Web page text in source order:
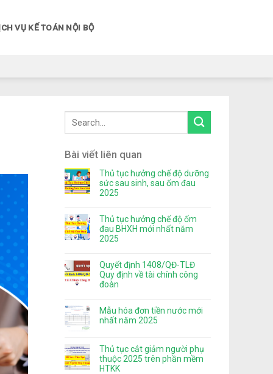
VỤ KẾ TOÁN NỘI BỘ
Bài viết liên quan
Thủ tục hưởng chế độ dưỡng
sức sau sinh, sau ốm đau
2025
Thủ tục hưởng chế độ ốm
đau BHXH mới nhất năm
2025
Quyết định 1408/QĐ-TLĐ
Quy định về tài chính công
đoàn
Mẫu hóa đơn tiền nước mới
nhất năm 2025
Thủ tục cắt giảm người phụ
thuộc 2025 trên phần mềm
HTKK